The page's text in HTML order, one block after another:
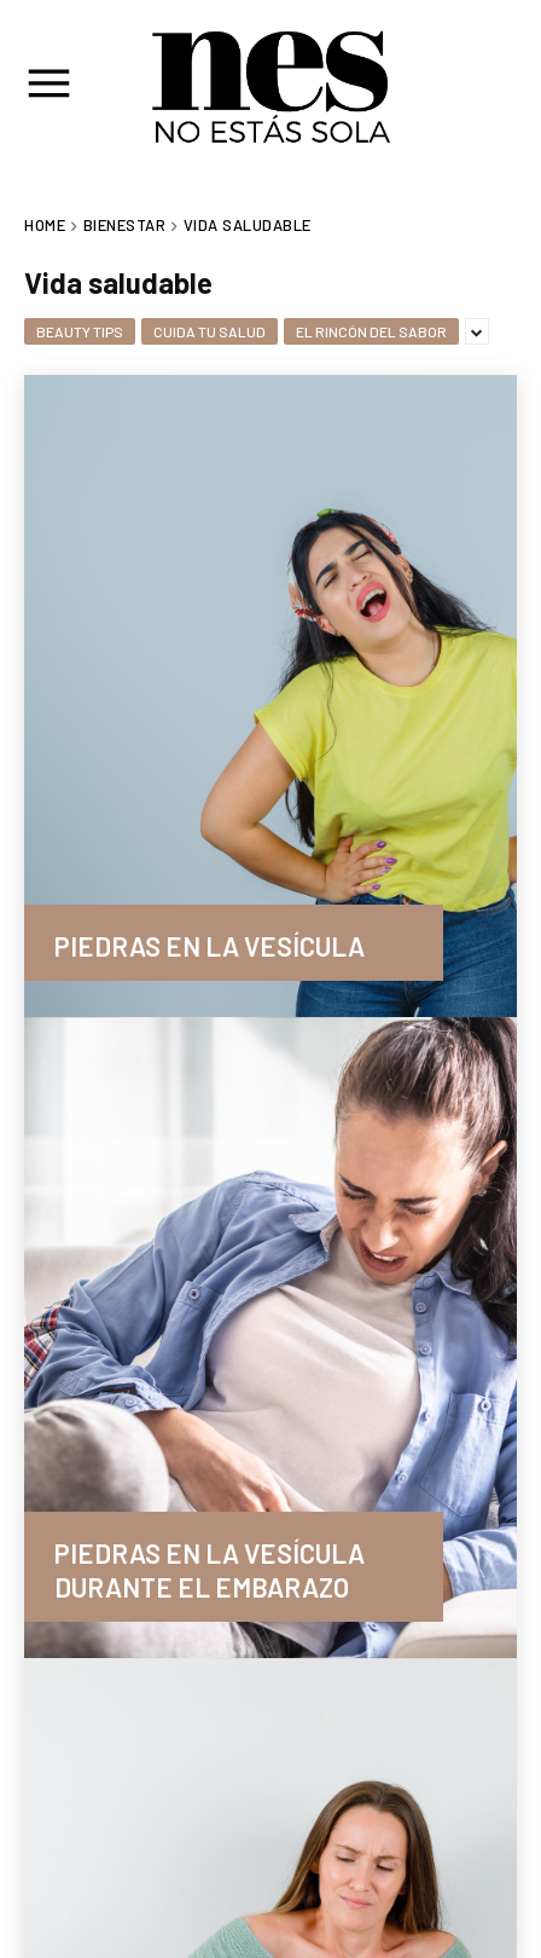
HOME BIENESTAR VIDA SALUDABLE
Vida saludable
BEAUTY TIPS CUIDA TU SALUD EL RINCÓN DEL SABOR
PIEDRAS EN LA VESÍCULA
PIEDRAS EN LA VESÍCULA
DURANTE EL EMBARAZO